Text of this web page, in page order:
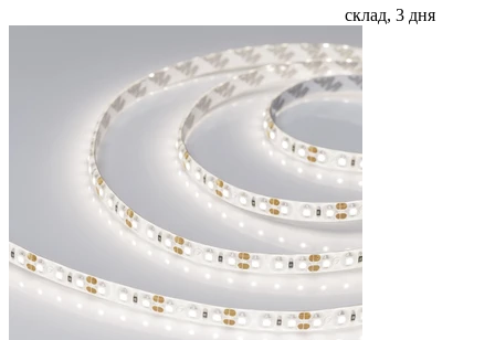
склад, 3 дня